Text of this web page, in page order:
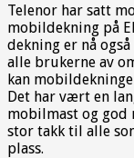
Telenor har satt
mobildekning på
dekning er nå
alle brukerne av
kan
Det har vært en
mobilmast og god
stor takk til alle
plass.